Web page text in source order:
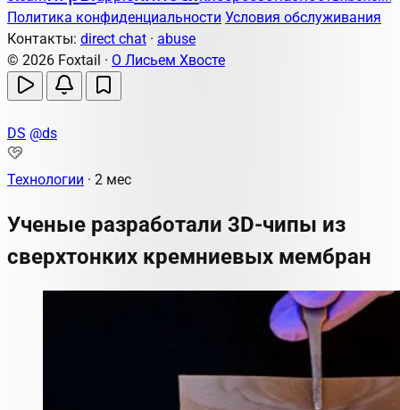
Политика конфиденциальности Условия обслуживания
Контакты: direct chat · abuse
© 2026 Foxtail · О Лисьем Хвосте
DS @ds
Технологии · 2 мес
Ученые разработали 3D-чипы из
сверхтонких кремниевых мембран